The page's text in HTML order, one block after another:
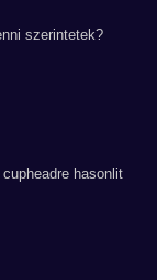
szerintetek?
hasonlit